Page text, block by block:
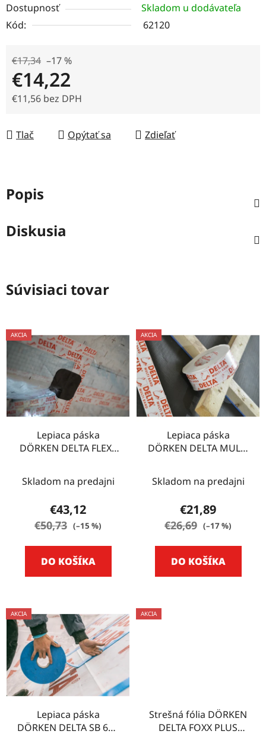
Dostupnosť
Skladom u dodávateľa
Kód:
62120
€17,34 –17 %
€14,22
€11,56 bez DPH
Tlač
Opýtať sa Zdieľať
Popis
Diskusia
Súvisiaci tovar
AKCIA
Lepiaca páska
DÖRKEN DELTA FLEXX
Skladom na predajni
€43,12
€50,73 (–15 %)
DO KOŠÍKA
AKCIA
Lepiaca páska
DÖRKEN DELTA MULTI
Skladom na predajni
€21,89
€26,69 (–17 %)
DO KOŠÍKA
AKCIA
Lepiaca páska
DÖRKEN DELTA SB 60 -
AKCIA
Strešná fólia DÖRKEN
DELTA FOXX PLUS